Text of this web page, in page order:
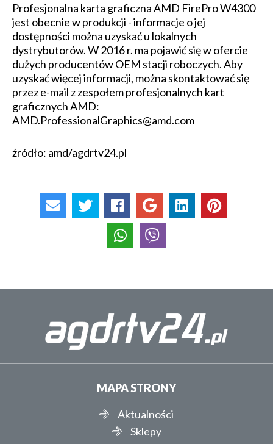
Profesjonalna karta graficzna AMD FirePro W4300
jest obecnie w produkcji - informacje o jej
dostępności można uzyskać u lokalnych
dystrybutorów. W 2016 r. ma pojawić się w ofercie
dużych producentów OEM stacji roboczych. Aby
uzyskać więcej informacji, można skontaktować się
przez e-mail z zespołem profesjonalnych kart
graficznych AMD:
AMD.ProfessionalGraphics@amd.com
źródło: amd/agdrtv24.pl
MAPA STRONY
Aktualności
Sklepy